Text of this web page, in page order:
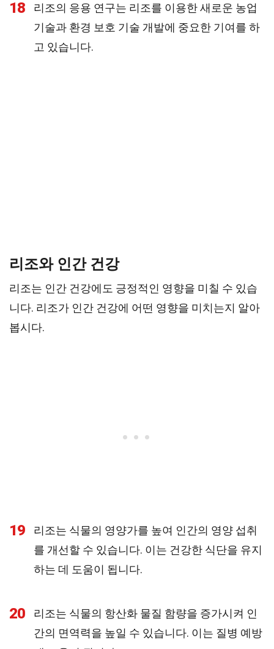
18
리조의 응용 연구는 리조를 이용한 새로운 농업
기술과 환경 보호 기술 개발에 중요한 기여를 하
고 있습니다.
리조와 인간 건강
리조는 인간 건강에도 긍정적인 영향을 미칠 수 있습
니다. 리조가 인간 건강에 어떤 영향을 미치는지 알아
봅시다.
19
리조는 식물의 영양가를 높여 인간의 영양 섭취
를 개선할 수 있습니다. 이는 건강한 식단을 유지
하는 데 도움이 됩니다.
20
리조는 식물의 항산화 물질 함량을 증가시켜 인
간의 면역력을 높일 수 있습니다. 이는 질병 예방